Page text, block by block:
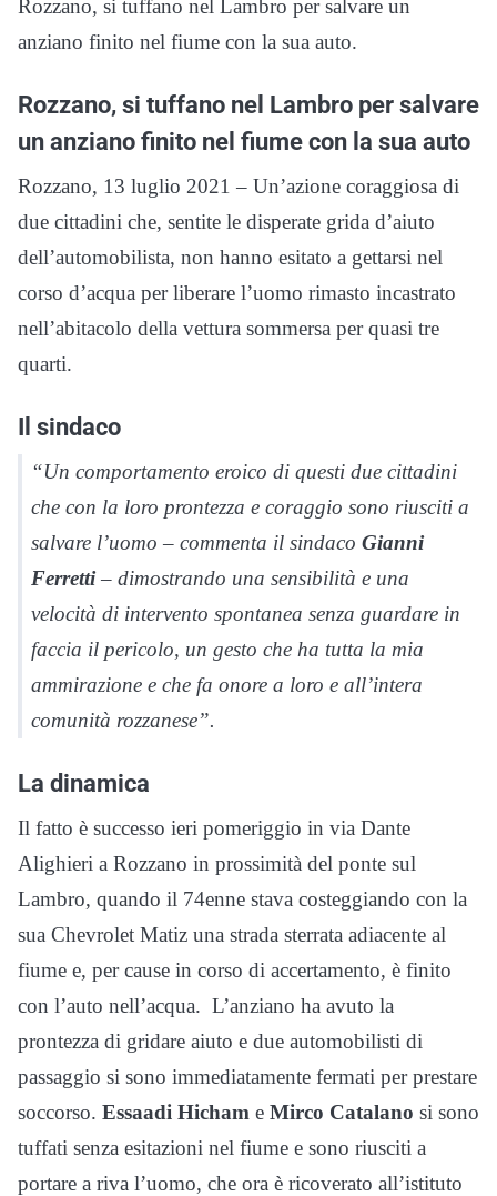
Rozzano, si tuffano nel Lambro per salvare un
anziano finito nel fiume con la sua auto.
Rozzano, si tuffano nel Lambro per salvare
un anziano finito nel fiume con la sua auto
Rozzano, 13 luglio 2021 – Un’azione coraggiosa di
due cittadini che, sentite le disperate grida d’aiuto
dell’automobilista, non hanno esitato a gettarsi nel
corso d’acqua per liberare l’uomo rimasto incastrato
nell’abitacolo della vettura sommersa per quasi tre
quarti.
Il sindaco
“Un comportamento eroico di questi due cittadini
che con la loro prontezza e coraggio sono riusciti a
salvare l’uomo – commenta il sindaco Gianni
Ferretti– dimostrando una sensibilità e una
velocità di intervento spontanea senza guardare in
faccia il pericolo, un gesto che ha tutta la mia
ammirazione e che fa onore a loro e all’intera
comunità rozzanese”.
La dinamica
Il fatto è successo ieri pomeriggio in via Dante
Alighieri a Rozzano in prossimità del ponte sul
Lambro, quando il 74enne stava costeggiando con la
sua Chevrolet Matiz una strada sterrata adiacente al
fiume e, per cause in corso di accertamento, è finito
con l’auto nell’acqua. L’anziano ha avuto la
prontezza di gridare aiuto e due automobilisti di
passaggio si sono immediatamente fermati per prestare
soccorso. Essaadi Hicham e Mirco Catalano si sono
tuffati senza esitazioni nel fiume e sono riusciti a
portare a riva l’uomo, che ora è ricoverato all’istituto